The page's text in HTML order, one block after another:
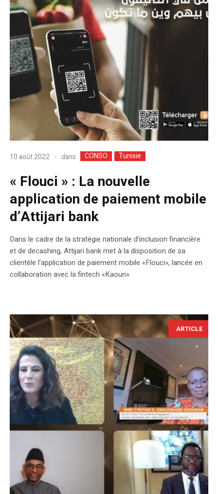
10 août 2022 dans CONSO Tunisie
« Flouci » : La nouvelle
application de paiement mobile
d’Attijari bank
Dans le cadre de la stratégie nationale d’inclusion financière
et de decashing, Attijari bank met à la disposition de sa
clientèle l’application de paiement mobile «Flouci», lancée en
collaboration avec la fintech «Kaoun».
ARTICLE